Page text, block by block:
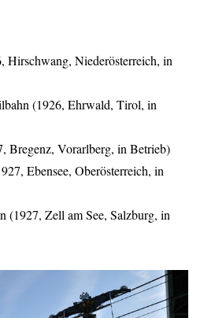
Hirschwang, Niederösterreich, in
(1926, Ehrwald, Tirol, in
Bregenz, Vorarlberg, in Betrieb)
Ebensee, Oberösterreich, in
(1927, Zell am See, Salzburg, in